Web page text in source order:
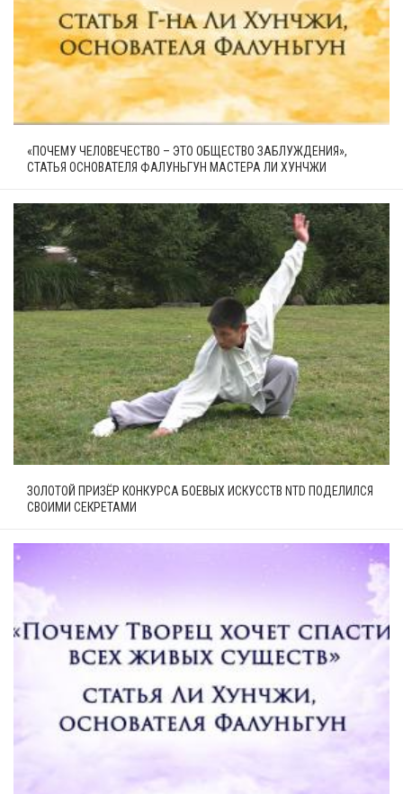
«ПОЧЕМУ ЧЕЛОВЕЧЕСТВО – ЭТО ОБЩЕСТВО ЗАБЛУЖДЕНИЯ»,
СТАТЬЯ ОСНОВАТЕЛЯ ФАЛУНЬГУН МАСТЕРА ЛИ ХУНЧЖИ
ЗОЛОТОЙ ПРИЗЁР КОНКУРСА БОЕВЫХ ИСКУССТВ NTD ПОДЕЛИЛСЯ
СВОИМИ СЕКРЕТАМИ